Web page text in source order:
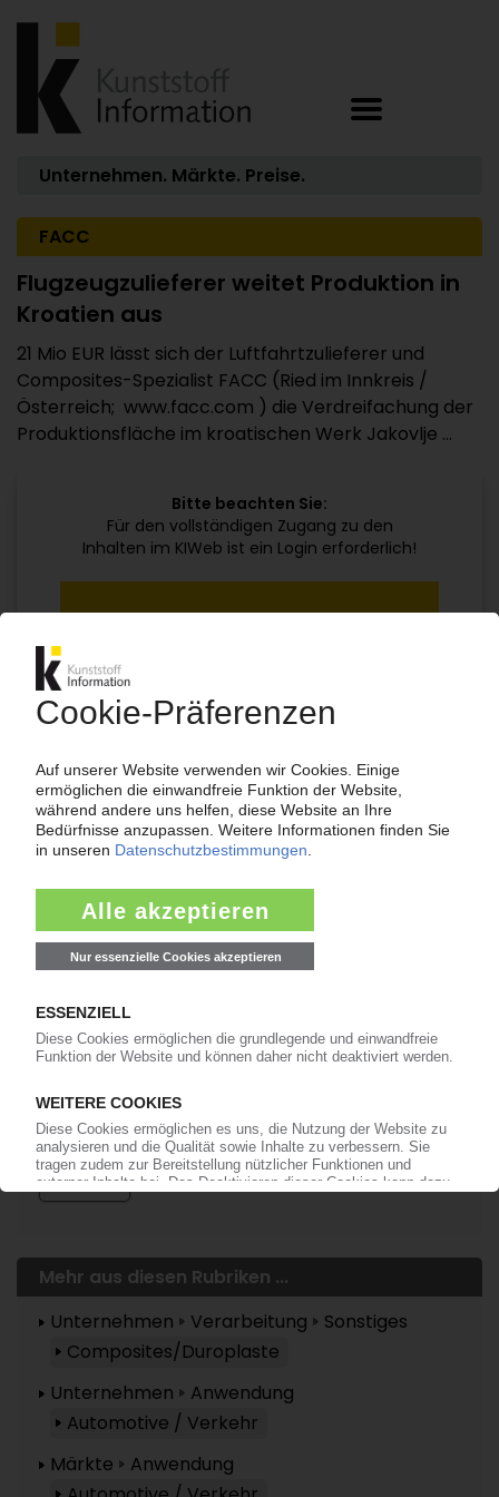
Unternehmen. Märkte. Preise.
FACC
Flugzeugzulieferer weitet Produktion in
Kroatien aus
21 Mio EUR lässt sich der Luftfahrtzulieferer und
Composites-Spezialist FACC (Ried im Innkreis /
Österreich; www.facc.com ) die Verdreifachung der
Produktionsfläche im kroatischen Werk Jakovlje ...
Bitte beachten Sie:
Für den vollständigen Zugang zu den
Inhalten im KIWeb ist ein Login erforderlich!
Ihr KI Zugang
ab99€/Monat
Jetzt kostenlos testen
Bereits KI-Abonnent? Jetzt
anmelden!
Mehr zu ...
FACC
Mehr aus diesen Rubriken ...
Unternehmen
Verarbeitung
Sonstiges
Composites/Duroplaste
Unternehmen
Anwendung
Automotive / Verkehr
Märkte
Anwendung